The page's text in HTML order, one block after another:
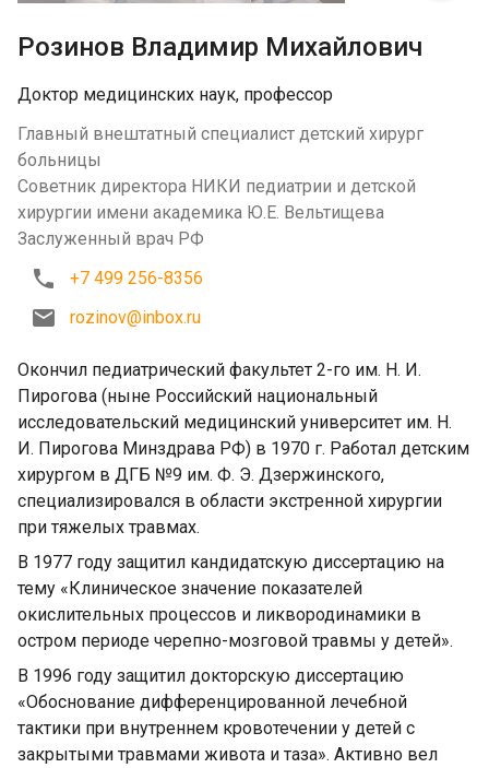
Розинов Владимир Михайлович
Доктор медицинских наук, профессор
Главный внештатный специалист детский хирург
больницы
Советник директора НИКИ педиатрии и детской
хирургии имени академика Ю.Е. Вельтищева
Заслуженный врач РФ
+7 499 256-8356
rozinov@inbox.ru
Окончил педиатрический факультет 2-го им. Н. И.
Пирогова (ныне Российский национальный
исследовательский медицинский университет им. Н.
И. Пирогова Минздрава РФ) в 1970 г. Работал детским
хирургом в ДГБ №9 им. Ф. Э. Дзержинского,
специализировался в области экстренной хирургии
при тяжелых травмах.
В 1977 году защитил кандидатскую диссертацию на
тему «Клиническое значение показателей
окислительных процессов и ликвородинамики в
остром периоде черепно-мозговой травмы у детей».
В 1996 году защитил докторскую диссертацию
«Обоснование дифференцированной лечебной
тактики при внутреннем кровотечении у детей с
закрытыми травмами живота и таза». Активно вел